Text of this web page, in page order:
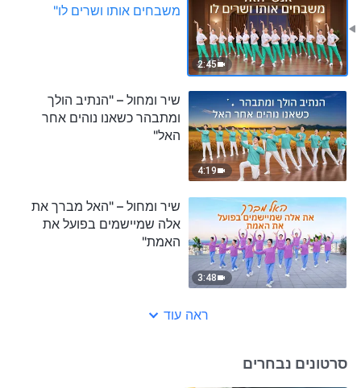
2:45
משבחים אותו ושרים לו"
4:19
שיר ומחול – "הנתיב הולך
ומתבהר כשאנו נוהים אחר
האל"
3:48
שיר ומחול – "האל מברך את
אלה שמיישמים בפועל את
האמת"
ראה עוד
סרטונים נבחרים